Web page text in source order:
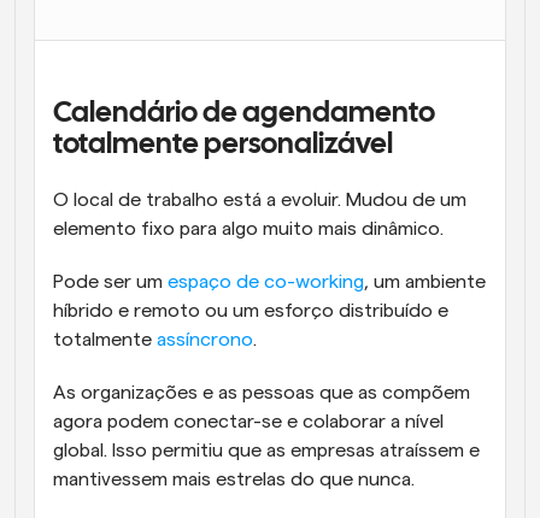
Agendamento potenciado com chamadas
Fluxos de trabalho
Blogue
Mantenha-se atualizado com as últimas notícias e
Reuniões Instantâneas
Reunião com clientes em minutos
Agende reuniões de forma fluida com várias pessoas
Webhooks
Calendário de agendamento
totalmente personalizável
O local de trabalho está a evoluir. Mudou de um
elemento fixo para algo muito mais dinâmico.
Pode ser um espaço de co-working, um ambiente
híbrido e remoto ou um esforço distribuído e
totalmente assíncrono.
As organizações e as pessoas que as compõem
agora podem conectar-se e colaborar a nível
global. Isso permitiu que as empresas atraíssem e
mantivessem mais estrelas do que nunca.